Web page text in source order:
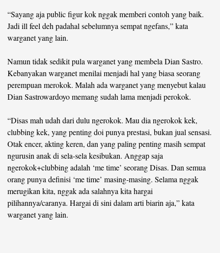
“Sayang aja public figur kok nggak memberi contoh yang baik.
Jadi ill feel deh padahal sebelumnya sempat ngefans,” kata
warganet yang lain.
Namun tidak sedikit pula warganet yang membela Dian Sastro.
Kebanyakan warganet menilai menjadi hal yang biasa seorang
perempuan merokok. Malah ada warganet yang menyebut kalau
Dian Sastrowardoyo memang sudah lama menjadi perokok.
“Disas mah udah dari dulu ngerokok. Mau dia ngerokok kek,
clubbing kek, yang penting doi punya prestasi, bukan jual sensasi.
Otak encer, akting keren, dan yang paling penting masih sempat
ngurusin anak di sela-sela kesibukan. Anggap saja
ngerokok+clubbing adalah ‘me time’ seorang Disas. Dan semua
orang punya definisi ‘me time’ masing-masing. Selama nggak
merugikan kita, nggak ada salahnya kita hargai
pilihannya/caranya. Hargai di sini dalam arti biarin aja,” kata
warganet yang lain.